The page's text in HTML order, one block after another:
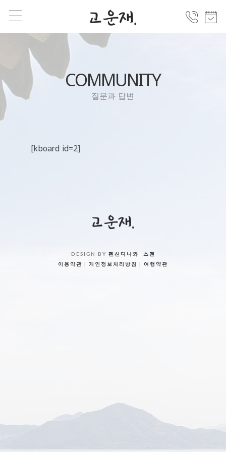
COMMUNITY
질문과 답변
[kboard id=2]
DESIGN BY 펜션다나와
스맨
이용약관
개인정보처리방침 여행약관